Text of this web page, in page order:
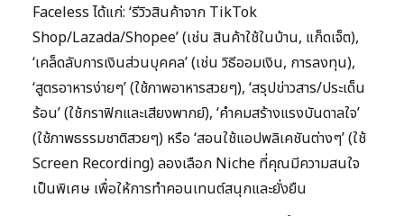
Faceless ได้แก่: ‘รีวิวสินค้าจาก TikTok
Shop/Lazada/Shopee’ (เช่น สินค้าใช้ในบ้าน, แก็ดเจ็ต),
‘เคล็ดลับการเงินส่วนบุคคล’ (เช่น วิธีออมเงิน, การลงทุน),
‘สูตรอาหารง่ายๆ’ (ใช้ภาพอาหารสวยๆ), ‘สรุปข่าวสาร/ประเด็น
ร้อน’ (ใช้กราฟิกและเสียงพากย์), ‘คำคมสร้างแรงบันดาลใจ’
(ใช้ภาพธรรมชาติสวยๆ) หรือ ‘สอนใช้แอปพลิเคชันต่างๆ’ (ใช้
Screen Recording) ลองเลือก Niche ที่คุณมีความสนใจ
เป็นพิเศษ เพื่อให้การทำคอนเทนต์สนุกและยั่งยืน